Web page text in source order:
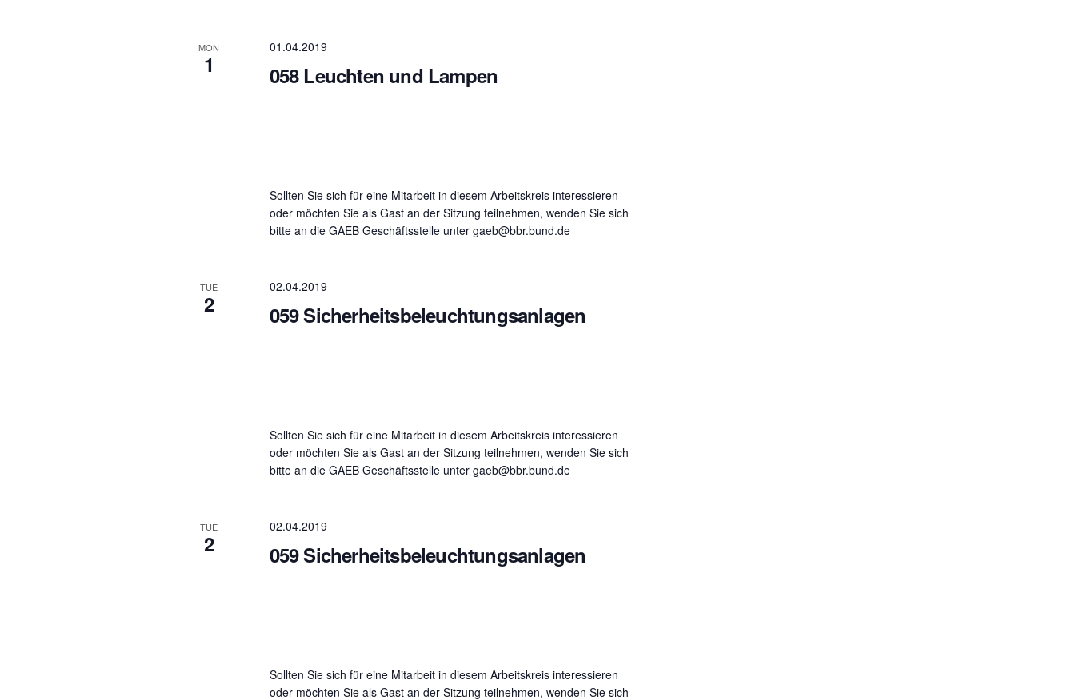
MON
1 058 Leuchten und Lampen
01.04.2019
Sollten Sie sich für eine Mitarbeit in diesem Arbeitskreis interessieren
oder möchten Sie als Gast an der Sitzung teilnehmen, wenden Sie sich
bitte an die GAEB Geschäftsstelle unter gaeb@bbr.bund.de
TUE
2 059 Sicherheitsbeleuchtungsanlagen
02.04.2019
Sollten Sie sich für eine Mitarbeit in diesem Arbeitskreis interessieren
oder möchten Sie als Gast an der Sitzung teilnehmen, wenden Sie sich
bitte an die GAEB Geschäftsstelle unter gaeb@bbr.bund.de
TUE
2 059 Sicherheitsbeleuchtungsanlagen
02.04.2019
Sollten Sie sich für eine Mitarbeit in diesem Arbeitskreis interessieren
oder möchten Sie als Gast an der Sitzung teilnehmen, wenden Sie sich